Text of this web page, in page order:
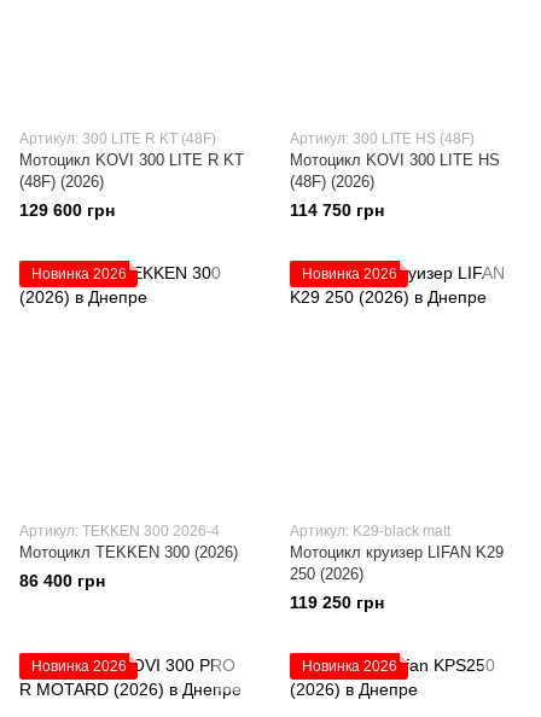
Артикул: 300 LITE R KT (48F)
Мотоцикл KOVI 300 LITE R KT
(48F) (2026)
129 600 грн
Артикул: 300 LITE HS (48F)
Мотоцикл KOVI 300 LITE HS
(48F) (2026)
114 750 грн
Новинка 2026
Артикул: TEKKEN 300 2026-4
Мотоцикл TEKKEN 300 (2026)
86 400 грн
Новинка 2026
Артикул: K29-black matt
Мотоцикл круизер LIFAN K29
250 (2026)
119 250 грн
Новинка 2026 Новинка 2026